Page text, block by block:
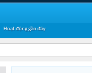
Hoạt động gần đây